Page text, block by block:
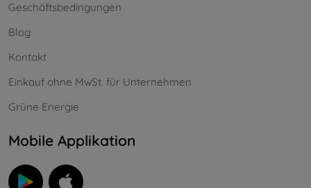
Geschäftsbedingungen
Blog
Kontakt
Einkauf ohne MwSt. für Unternehmen
Grüne Energie
Mobile Applikation